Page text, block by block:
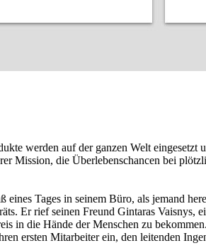
werden auf der ganzen Welt eingesetzt
Mission, die Überlebenschancen bei
Tages in seinem Büro, als jemand
Er rief seinen Freund Gintaras Vaisnys,
in die Hände der Menschen zu bekommen.
ersten Mitarbeiter ein, den leitenden